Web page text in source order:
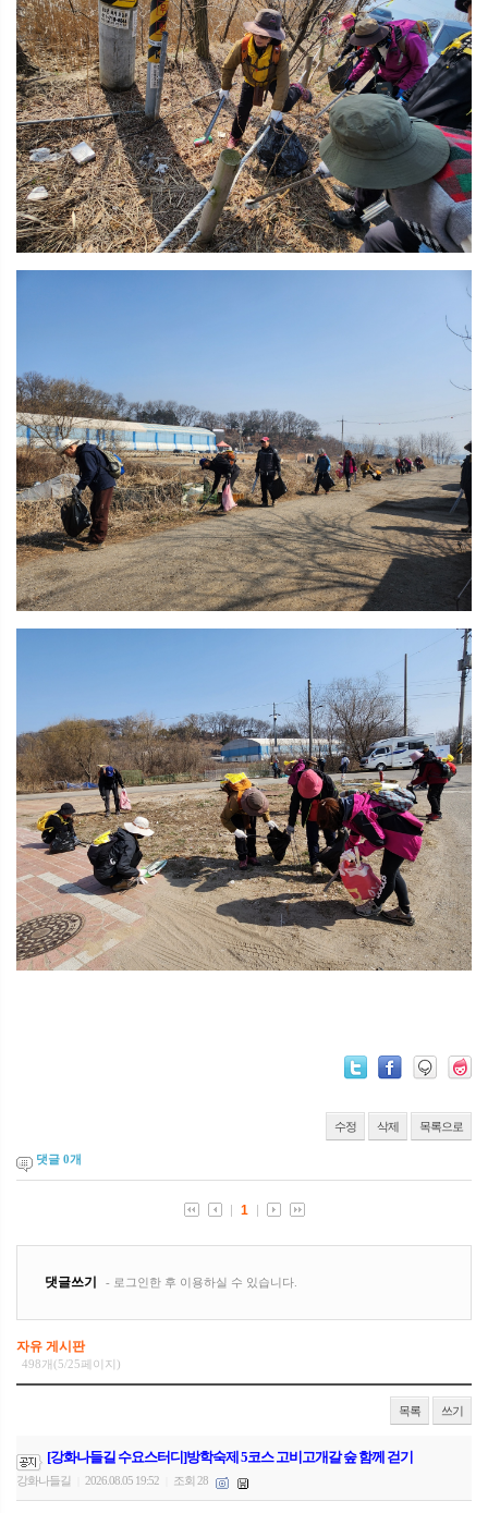
수정 삭제 목록으로
댓글 0개
자유 게시판
498개(5/25페이지)
목록 쓰기
[강화나들길 수요스터디]방학숙제 5코스 고비고개갈 숲 함께 걷기
강화나들길 2026.08.05 19:52 조회 28